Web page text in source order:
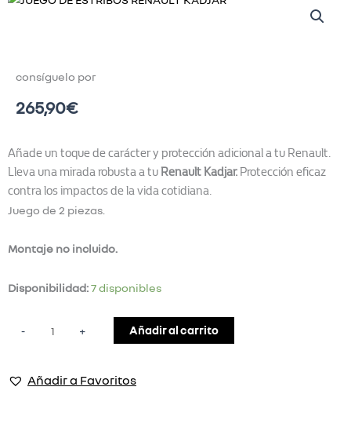
consíguelo por
265,90€
Añade un toque de carácter y protección adicional a tu Renault.
Lleva una mirada robusta a tu Renault Kadjar. Protección eficaz
contra los impactos de la vida cotidiana.
Juego de 2 piezas.
Montaje no incluido.
Disponibilidad:7 disponibles
-
JUEGO
cantidad
+ Añadir al carrito
Añadir a Favoritos